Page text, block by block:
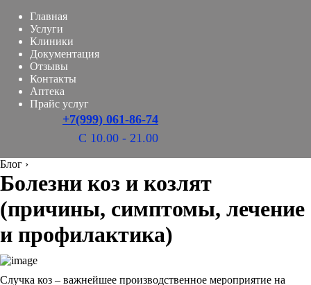
Главная
Услуги
Клиники
Документация
Отзывы
Контакты
Аптека
Прайс услуг
+7(999) 061-86-74
С 10.00 - 21.00
Блог ›
Болезни коз и козлят
(причины, симптомы, лечение
и профилактика)
Случка коз – важнейшее производственное мероприятие на